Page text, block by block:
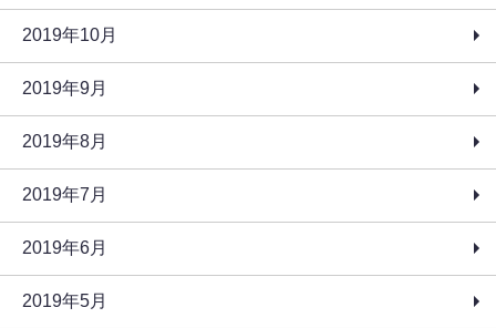
2019年10月
2019年9月
2019年8月
2019年7月
2019年6月
2019年5月